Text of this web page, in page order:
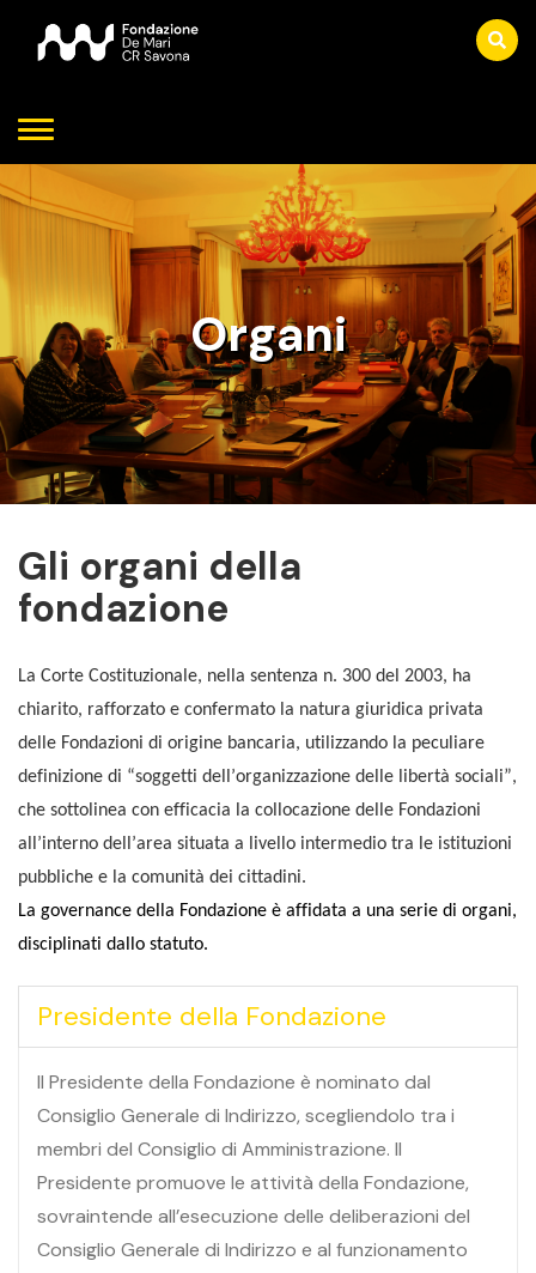
Organi
Gli organi della
fondazione
La Corte Costituzionale, nella sentenza n. 300 del 2003, ha
chiarito, rafforzato e confermato la natura giuridica privata
delle Fondazioni di origine bancaria, utilizzando la peculiare
definizione di “soggetti dell’organizzazione delle libertà sociali”,
che sottolinea con efficacia la collocazione delle Fondazioni
all’interno dell’area situata a livello intermedio tra le istituzioni
pubbliche e la comunità dei cittadini.
La governance della Fondazione è affidata a una serie di organi,
disciplinati dallo statuto.
Presidente della Fondazione
Il Presidente della Fondazione è nominato dal
Consiglio Generale di Indirizzo, scegliendolo tra i
membri del Consiglio di Amministrazione. Il
Presidente promuove le attività della Fondazione,
sovraintende all’esecuzione delle deliberazioni del
Consiglio Generale di Indirizzo e al funzionamento